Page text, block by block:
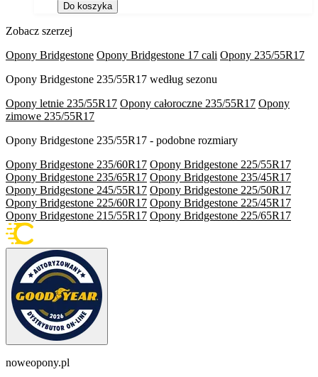
Do koszyka
Zobacz szerzej
Opony Bridgestone Opony Bridgestone 17 cali Opony 235/55R17
Opony Bridgestone 235/55R17 według sezonu
Opony letnie 235/55R17 Opony całoroczne 235/55R17 Opony
zimowe 235/55R17
Opony Bridgestone 235/55R17 - podobne rozmiary
Opony Bridgestone 235/60R17 Opony Bridgestone 225/55R17
Opony Bridgestone 235/65R17 Opony Bridgestone 235/45R17
Opony Bridgestone 245/55R17 Opony Bridgestone 225/50R17
Opony Bridgestone 225/60R17 Opony Bridgestone 225/45R17
Opony Bridgestone 215/55R17 Opony Bridgestone 225/65R17
noweopony.pl